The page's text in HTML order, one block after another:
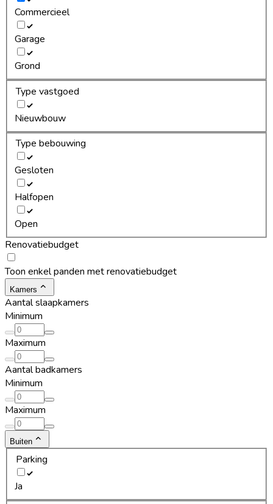
Commercieel
Garage
Grond
Type vastgoed
Nieuwbouw
Type bebouwing
Gesloten
Halfopen
Open
Renovatiebudget
Toon enkel panden met renovatiebudget
Kamers
Aantal slaapkamers
Minimum
Maximum
Aantal badkamers
Minimum
Maximum
Buiten
Parking
Ja